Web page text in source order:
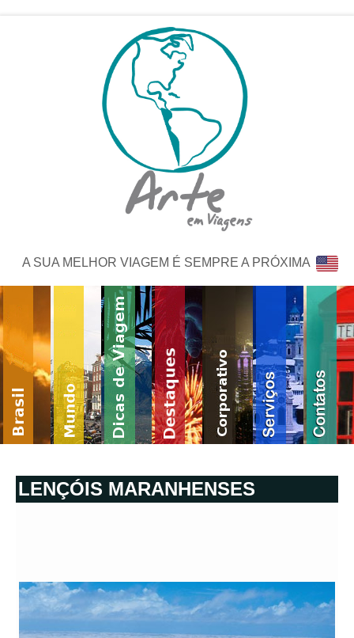
A SUA MELHOR VIAGEM É SEMPRE A PRÓXIMA
LENÇÓIS MARANHENSES